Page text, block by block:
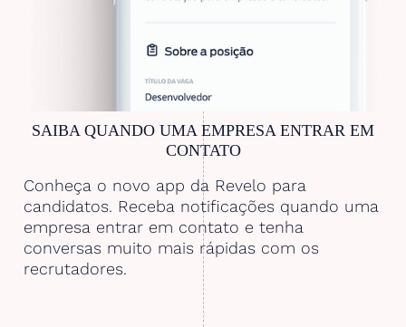
SAIBA QUANDO UMA EMPRESA ENTRAR EM
CONTATO
Conheça o novo app da Revelo para
candidatos. Receba notificações quando uma
empresa entrar em contato e tenha
conversas muito mais rápidas com os
recrutadores.